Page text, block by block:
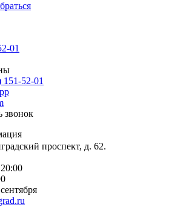
01
151-52-01
звонок
проспект, д. 62.